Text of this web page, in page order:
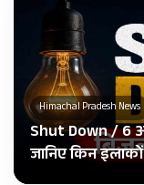
Himachal Pradesh News
Shut Down / 6
जानिए किन